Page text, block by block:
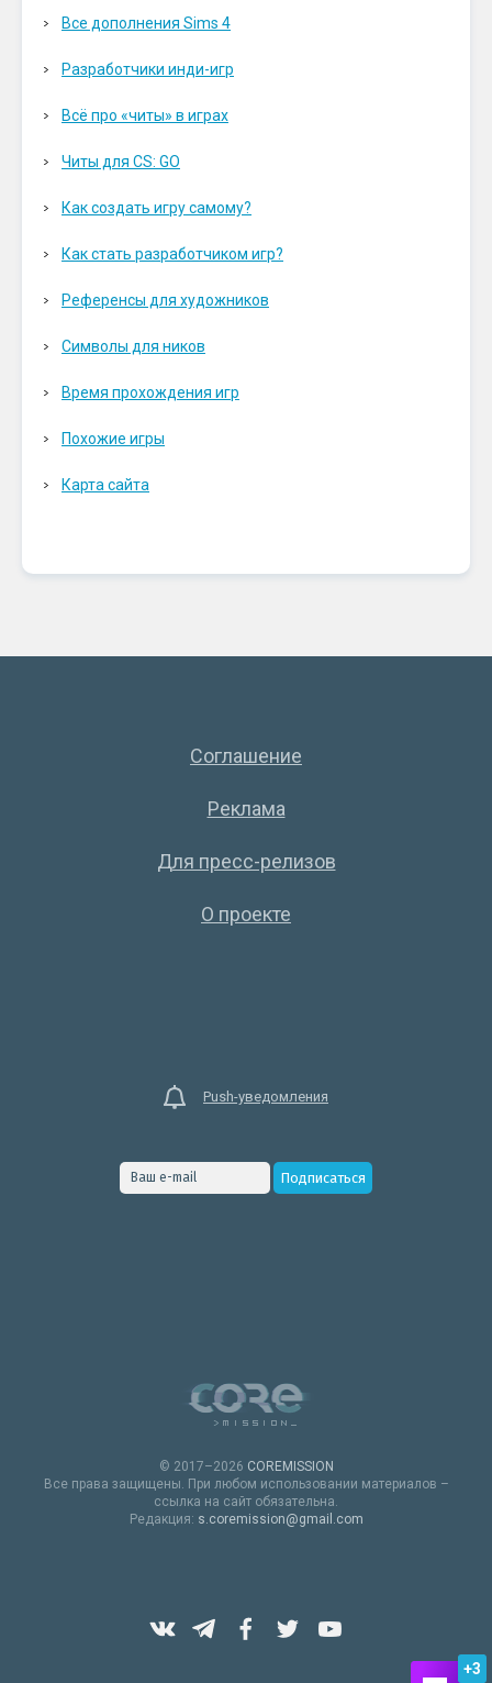
+3
Все дополнения Sims 4
Разработчики инди-игр
Всё про «читы» в играх
Читы для CS: GO
Как создать игру самому?
Как стать разработчиком игр?
Референсы для художников
Символы для ников
Время прохождения игр
Похожие игры
Карта сайта
Соглашение
Реклама
Для пресс-релизов
О проекте
Push-уведомления
© 2017–2026 COREMISSION
Все права защищены. При любом использовании материалов –
ссылка на сайт обязательна.
Редакция: s.coremission@gmail.com